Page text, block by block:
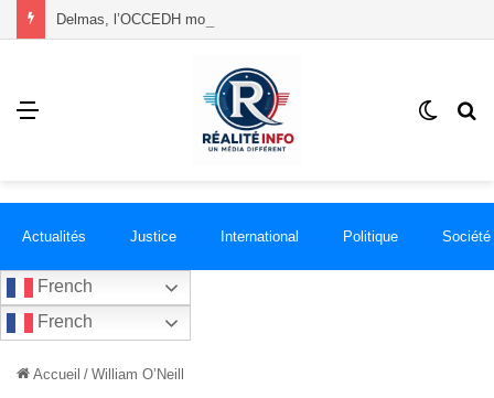
Menu
Switch
Actualités Justice International Politique Société
French
French
Accueil / William O’Neill